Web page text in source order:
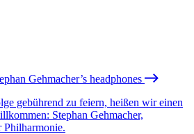
Gehmacher’s headphones
gebührend zu feiern, heißen wir einen
Stephan Gehmacher,
Philharmonie.